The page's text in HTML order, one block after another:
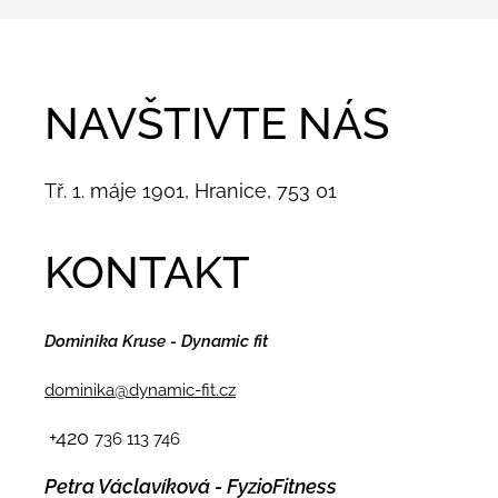
NAVŠTIVTE NÁS
Tř. 1. máje 1901, Hranice, 753 01
KONTAKT
Dominika Kruse - Dynamic fit
dominika@dynamic-fit.cz
+420 736 113 746
Petra Václavíková - FyzioFitness